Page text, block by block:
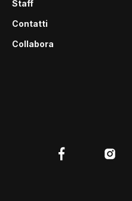
Staff
Contatti
Collabora